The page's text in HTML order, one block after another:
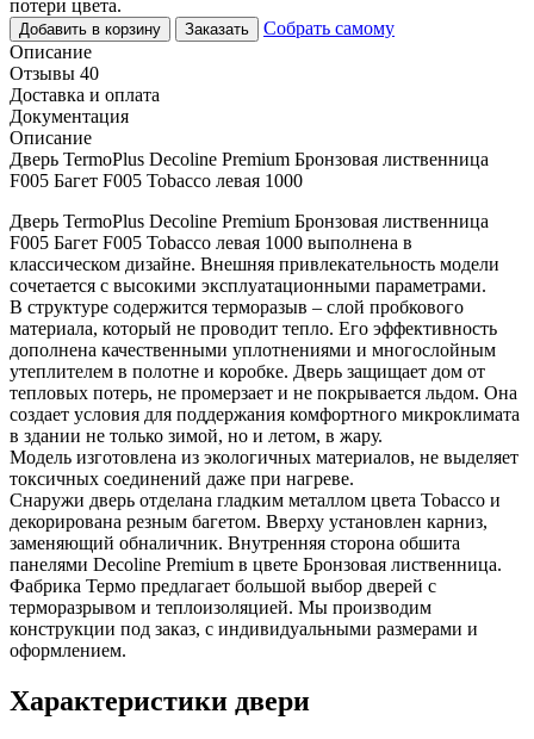
потери цвета.
Добавить в корзину Заказать
Собрать самому
Описание
Отзывы 40
Доставка и оплата
Документация
Описание
Дверь TermoPlus Decoline Premium Бронзовая лиственница
F005 Багет F005 Tobacco левая 1000
Дверь TermoPlus Decoline Premium Бронзовая лиственница
F005 Багет F005 Tobacco левая 1000 выполнена в
классическом дизайне. Внешняя привлекательность модели
сочетается с высокими эксплуатационными параметрами.
В структуре содержится терморазыв – слой пробкового
материала, который не проводит тепло. Его эффективность
дополнена качественными уплотнениями и многослойным
утеплителем в полотне и коробке. Дверь защищает дом от
тепловых потерь, не промерзает и не покрывается льдом. Она
создает условия для поддержания комфортного микроклимата
в здании не только зимой, но и летом, в жару.
Модель изготовлена из экологичных материалов, не выделяет
токсичных соединений даже при нагреве.
Снаружи дверь отделана гладким металлом цвета Tobacco и
декорирована резным багетом. Вверху установлен карниз,
заменяющий обналичник. Внутренняя сторона обшита
панелями Decoline Premium в цвете Бронзовая лиственница.
Фабрика Термо предлагает большой выбор дверей с
терморазрывом и теплоизоляцией. Мы производим
конструкции под заказ, с индивидуальными размерами и
оформлением.
Характеристики двери